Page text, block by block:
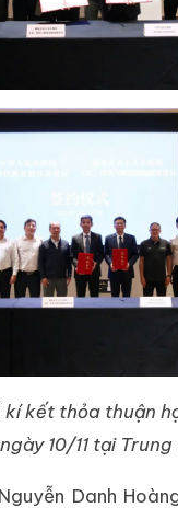
kí kết thỏa thuận
10/11 tại Trung
Danh